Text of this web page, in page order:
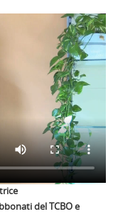
del TCBO e